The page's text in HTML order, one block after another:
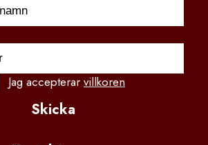
Jag accepterar villkoren
Skicka